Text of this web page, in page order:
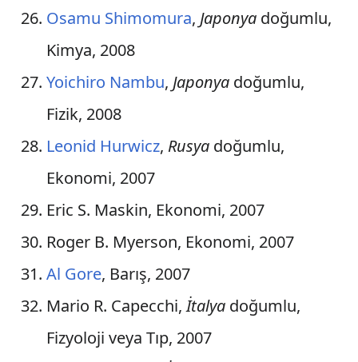
Türkiye
Azerbaycan
Bulgaristan
Kongo DC
Kosta Rika
Kıbrıs Cumhuriyeti
Faroe Adaları
Gana
Osamu Shimomura, Japonyadoğumlu,
Kimya, 2008
Yoichiro Nambu, Japonyadoğumlu,
Fizik, 2008
Leonid Hurwicz, Rusyadoğumlu,
Ekonomi, 2007
Eric S. Maskin, Ekonomi, 2007
Roger B. Myerson, Ekonomi, 2007
Al Gore, Barış, 2007
Mario R. Capecchi,İtalyadoğumlu,
Fizyoloji veya Tıp, 2007